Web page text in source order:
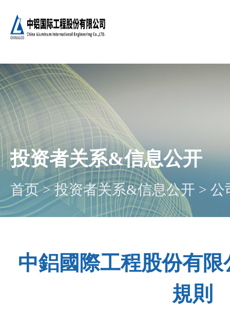
投资者关系&信息公开
首页>投资者关系&信息公开 > 公
中鋁國際工程股份有
規則